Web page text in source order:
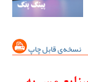
نسخه‌ی قابل چاپ